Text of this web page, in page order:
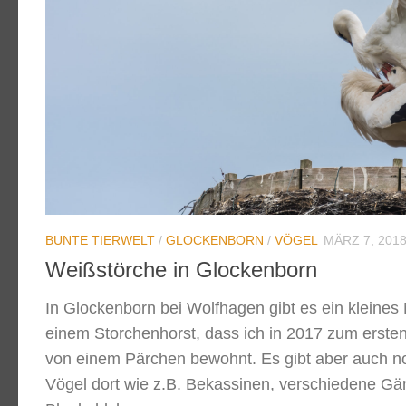
BUNTE TIERWELT / GLOCKENBORN / VÖGEL MÄRZ 7, 2018
Weißstörche in Glockenborn
In Glockenborn bei Wolfhagen gibt es ein kleines
einem Storchenhorst, dass ich in 2017 zum
von einem Pärchen bewohnt. Es gibt aber auch
Vögel dort wie z.B. Bekassinen, verschiedene